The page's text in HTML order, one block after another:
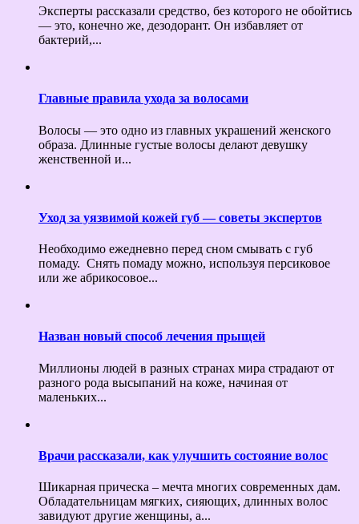
Эксперты рассказали средство, без которого не обойтись
— это, конечно же, дезодорант. Он избавляет от
бактерий,...
Главные правила ухода за волосами
Волосы — это одно из главных украшений женского
образа. Длинные густые волосы делают девушку
женственной и...
Уход за уязвимой кожей губ — советы экспертов
Необходимо ежедневно перед сном смывать с губ
помаду. Снять помаду можно, используя персиковое
или же абрикосовое...
Назван новый способ лечения прыщей
Миллионы людей в разных странах мира страдают от
разного рода высыпаний на коже, начиная от
маленьких...
Врачи рассказали, как улучшить состояние волос
Шикарная прическа – мечта многих современных дам.
Обладательницам мягких, сияющих, длинных волос
завидуют другие женщины, а...